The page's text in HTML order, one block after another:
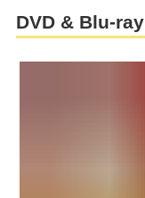
DVD & Blu-ray